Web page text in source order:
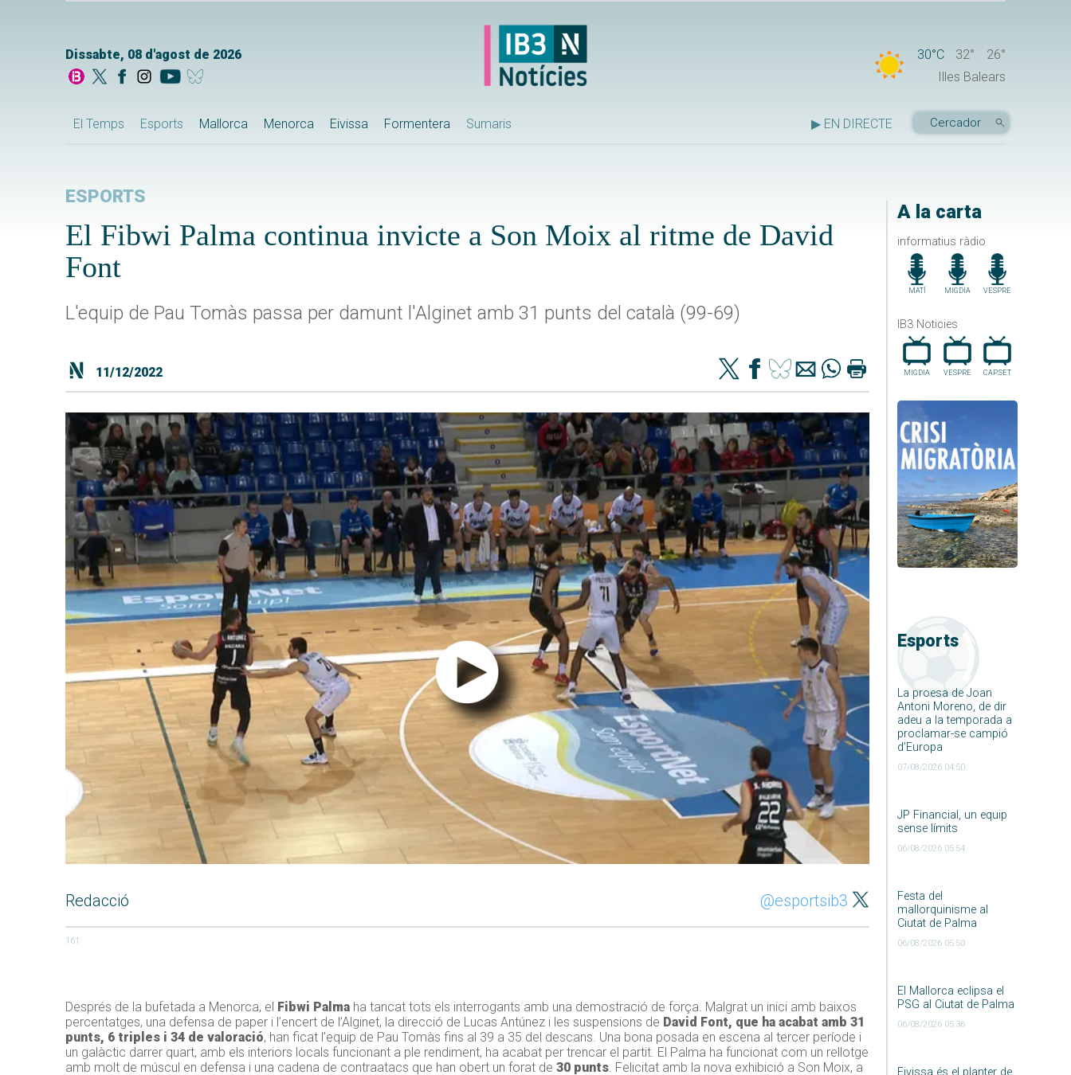
Dissabte, 08 d'agost de 2026 30°C 32°
26°
Illes Balears
El Temps Esports Mallorca Menorca Eivissa Formentera Sumaris ▶ EN DIRECTE
A la carta
informatius ràdio
MATÍ MIGDIA VESPRE
IB3 Noticies
MIGDIA VESPRE CAP.SET
Esports
La proesa de Joan
Antoni Moreno, de dir
adeu a la temporada a
proclamar-se campió
d’Europa
07/08/2026 04:50
JP Financial, un equip
sense límits
06/08/2026 05:54
Festa del
mallorquinisme al
Ciutat de Palma
06/08/2026 05:50
El Mallorca eclipsa el
PSG al Ciutat de Palma
06/08/2026 05:36
ESPORTS
El Fibwi Palma continua invicte a Son Moix al ritme de David
Font
L'equip de Pau Tomàs passa per damunt l'Alginet amb 31 punts del català (99-69)
11/12/2022
Redacció @esportsib3
161
Després de la bufetada a Menorca, el Fibwi Palma ha tancat tots els interrogants amb una demostració de força. Malgrat un inici amb baixos
percentatges, una defensa de paper i l’encert de l’Alginet, la direcció de Lucas Antúnez i les suspensions de David Font, que ha acabat amb 31
punts, 6 triples i 34 de valoració, han ficat l’equip de Pau Tomàs fins al 39 a 35 del descans. Una bona posada en escena al tercer període i
un galàctic darrer quart, amb els interiors locals funcionant a ple rendiment, ha acabat per trencar el partit. El Palma ha funcionat com un rellotge
amb molt de múscul en defensa i una cadena de contraatacs que han obert un forat de 30 punts. Felicitat amb la nova exhibició a Son Moix, a